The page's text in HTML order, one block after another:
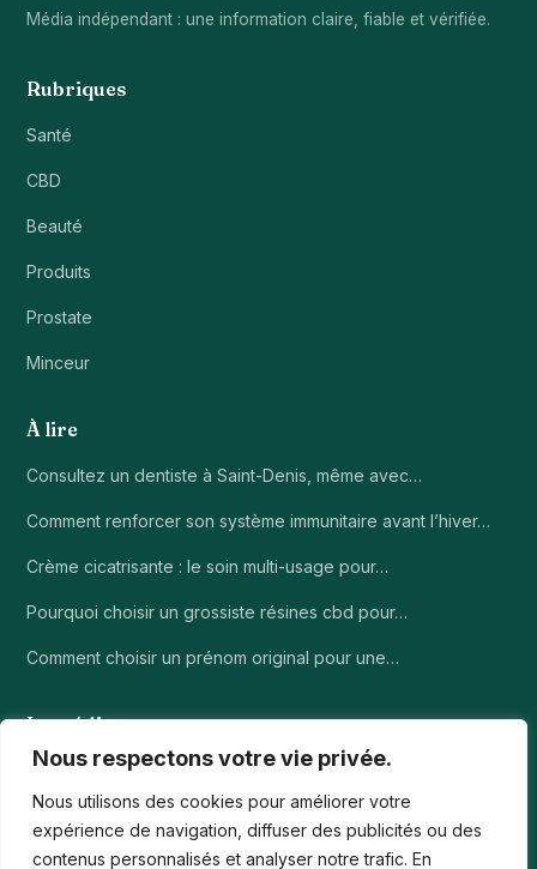
Nous respectons votre vie privée.
Nous utilisons des cookies pour améliorer votre
expérience de navigation, diffuser des publicités ou des
contenus personnalisés et analyser notre trafic. En
Média indépendant : une information claire, fiable et vérifiée.
Rubriques
Santé
CBD
Beauté
Produits
Prostate
Minceur
À lire
Consultez un dentiste à Saint-Denis, même avec…
Comment renforcer son système immunitaire avant l’hiver…
Crème cicatrisante : le soin multi-usage pour…
Pourquoi choisir un grossiste résines cbd pour…
Comment choisir un prénom original pour une…
Le média
À propos
Mentions légales